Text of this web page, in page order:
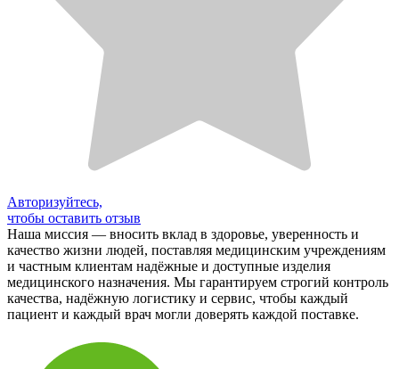
Авторизуйтесь,
чтобы оставить отзыв
Наша миссия — вносить вклад в здоровье, уверенность и
качество жизни людей, поставляя медицинским учреждениям
и частным клиентам надёжные и доступные изделия
медицинского назначения. Мы гарантируем строгий контроль
качества, надёжную логистику и сервис, чтобы каждый
пациент и каждый врач могли доверять каждой поставке.